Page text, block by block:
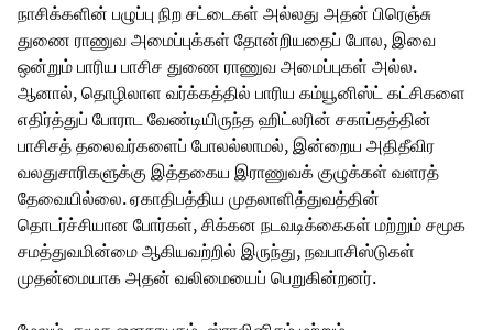
நாசிக்களின் பழுப்பு நிற சட்டைகள் அல்லது அதன் பிரெஞ்சு
துணை ராணுவ அமைப்புக்கள் தோன்றியதைப் போல, இவை
ஒன்றும் பாரிய பாசிச துணை ராணுவ அமைப்புகள் அல்ல.
ஆனால், தொழிலாள வர்க்கத்தில் பாரிய கம்யூனிஸ்ட் கட்சிகளை
எதிர்த்துப் போராட வேண்டியிருந்த ஹிட்லரின் சகாப்தத்தின்
பாசிசத் தலைவர்களைப் போலல்லாமல், இன்றைய அதிதீவிர
வலதுசாரிகளுக்கு இத்தகைய இராணுவக் குழுக்கள் வளரத்
தேவையில்லை. ஏகாதிபத்திய முதலாளித்துவத்தின்
தொடர்ச்சியான போர்கள், சிக்கன நடவடிக்கைகள் மற்றும் சமூக
சமத்துவமின்மை ஆகியவற்றில் இருந்து, நவபாசிஸ்டுகள்
முதன்மையாக அதன் வலிமையைப் பெறுகின்றனர்.